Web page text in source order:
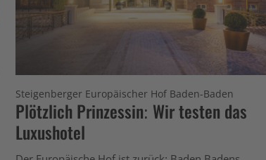
Steigenberger Europäischer Hof Baden-Baden
Plötzlich Prinzessin: Wir testen das
Luxushotel